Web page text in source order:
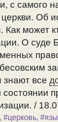
с самого
Об
может
О суде
все
/
, #церковь,